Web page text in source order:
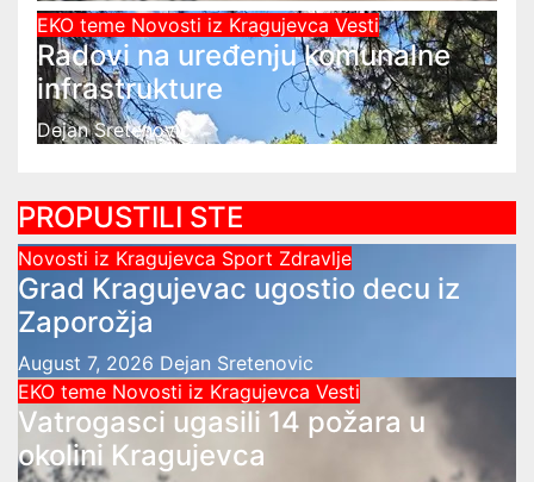
EKO teme Novosti iz Kragujevca Vesti
Radovi na uređenju komunalne
infrastrukture
Dejan Sretenovic
PROPUSTILI STE
Novosti iz Kragujevca Sport Zdravlje
Grad Kragujevac ugostio decu iz
Zaporožja
August 7, 2026 Dejan Sretenovic
EKO teme Novosti iz Kragujevca Vesti
Vatrogasci ugasili 14 požara u
okolini Kragujevca